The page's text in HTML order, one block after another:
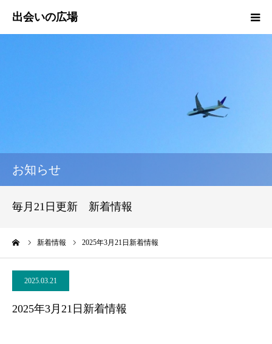
お知らせ
毎月21日更新 新着情報
新着情報 2025年3月21日新着情報
2025.03.21
2025年3月21日新着情報
活動報告
出会いの広場